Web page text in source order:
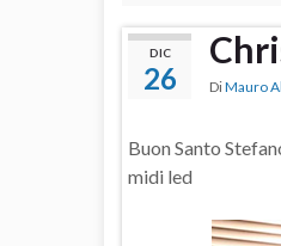
DIC
26 DiMauro
Buon Santo
midi led